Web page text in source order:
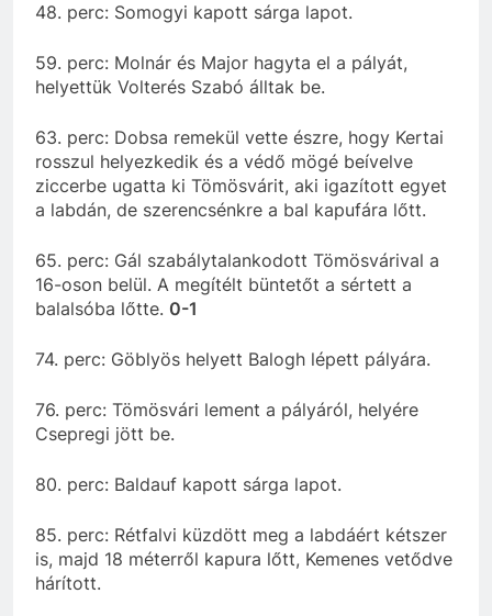
48. perc: Somogyi kapott sárga lapot.
59. perc: Molnár és Major hagyta el a pályát,
helyettük Volterés Szabó álltak be.
63. perc: Dobsa remekül vette észre, hogy Kertai
rosszul helyezkedik és a védő mögé beívelve
ziccerbe ugatta ki Tömösvárit, aki igazított egyet
a labdán, de szerencsénkre a bal kapufára lőtt.
65. perc: Gál szabálytalankodott Tömösvárival a
16-oson belül. A megítélt büntetőt a sértett a
balalsóba lőtte. 0-1
74. perc: Göblyös helyett Balogh lépett pályára.
76. perc: Tömösvári lement a pályáról, helyére
Csepregi jött be.
80. perc: Baldauf kapott sárga lapot.
85. perc: Rétfalvi küzdött meg a labdáért kétszer
is, majd 18 méterről kapura lőtt, Kemenes vetődve
hárított.